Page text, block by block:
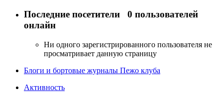
Последние посетители 0 пользователей
онлайн
Ни одного зарегистрированного пользователя не
просматривает данную страницу
Блоги и бортовые журналы Пежо клуба
Активность